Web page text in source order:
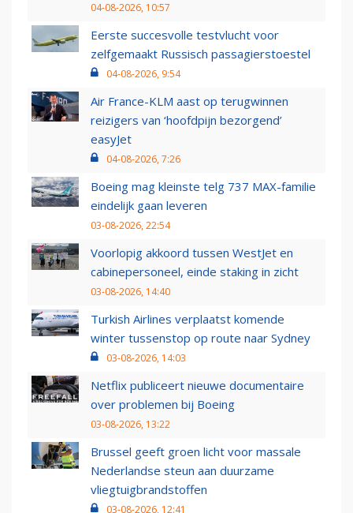
04-08-2026, 10:57
Eerste succesvolle testvlucht voor
zelfgemaakt Russisch passagierstoestel
04-08-2026, 9:54
Air France-KLM aast op terugwinnen
reizigers van ‘hoofdpijn bezorgend’
easyJet
04-08-2026, 7:26
Boeing mag kleinste telg 737 MAX-familie
eindelijk gaan leveren
03-08-2026, 22:54
Voorlopig akkoord tussen WestJet en
cabinepersoneel, einde staking in zicht
03-08-2026, 14:40
Turkish Airlines verplaatst komende
winter tussenstop op route naar Sydney
03-08-2026, 14:03
Netflix publiceert nieuwe documentaire
over problemen bij Boeing
03-08-2026, 13:22
Brussel geeft groen licht voor massale
Nederlandse steun aan duurzame
vliegtuigbrandstoffen
03-08-2026, 12:41